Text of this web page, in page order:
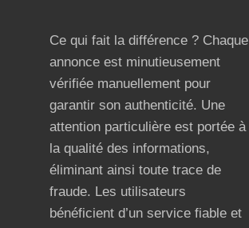
Ce qui fait la différence ? Chaque
annonce est minutieusement
vérifiée manuellement pour
garantir son authenticité. Une
attention particulière est portée à
la qualité des informations,
éliminant ainsi toute trace de
fraude. Les utilisateurs
bénéficient d’un service fiable et